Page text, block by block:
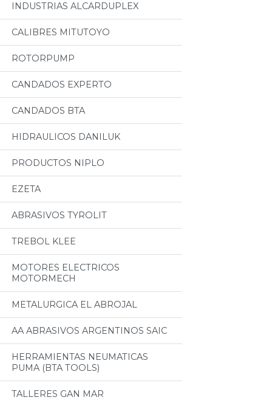
INDUSTRIAS ALCARDUPLEX
CALIBRES MITUTOYO
ROTORPUMP
CANDADOS EXPERTO
CANDADOS BTA
HIDRAULICOS DANILUK
PRODUCTOS NIPLO
EZETA
ABRASIVOS TYROLIT
TREBOL KLEE
MOTORES ELECTRICOS
MOTORMECH
METALURGICA EL ABROJAL
AA ABRASIVOS ARGENTINOS SAIC
HERRAMIENTAS NEUMATICAS
PUMA (BTA TOOLS)
TALLERES GAN MAR